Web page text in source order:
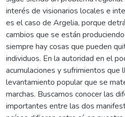
interés de visionarios locales e
es el caso de Argelia, porque
cambios que se están
siempre hay cosas que pueden
individuos. En la autoridad en el
acumulaciones y sufrimientos que
levantamiento popular que se
marchas. Buscamos conocer las
importantes entre las dos